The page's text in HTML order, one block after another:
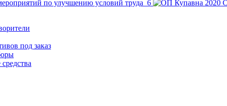
под заказ